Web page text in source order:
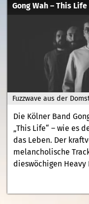
Fuzzwave aus der
Gong Wah – This Life
Die Kölner Band
„This Life“ – wie es
das Leben. Der
melancholische
dieswöchigen